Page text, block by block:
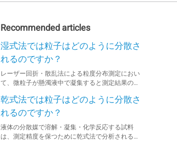
Recommended articles
湿式法では粒子はどのように分散さ
れるのですか？
レーザー回折・散乱法による粒度分布測定におい
て、微粒子が懸濁液中で凝集すると測定結果の精
分散が重要です。
乾式法では粒子はどのように分散さ
れるのですか？
液体の分散媒で溶解・凝集・化学反応する試料
は、測定精度を保つために乾式法で分析されるこ